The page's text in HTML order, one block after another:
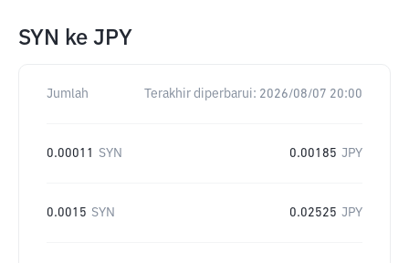
SYN ke JPY
Jumlah Terakhir diperbarui: 2026/08/07 20:00
0.00011 SYN 0.00185 JPY
0.0015 SYN 0.02525 JPY